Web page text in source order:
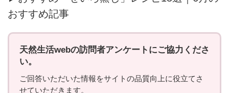
おすすめ記事